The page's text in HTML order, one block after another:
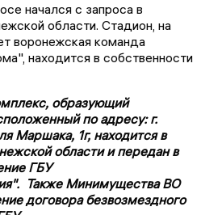
начался с запроса в
области. Стадион, на
воронежская команда
находится в собственности
образующий
по адресу: г.
Маршака, 1г, находится в
области и передан в
ГБУ
Также Минимущества ВО
договора безвозмездного